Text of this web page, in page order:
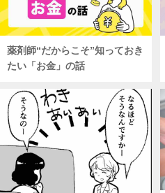
薬剤師“だからこそ”知っておき
たい「お金」の話